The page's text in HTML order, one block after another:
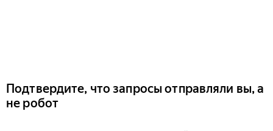
Подтвердите, что запросы отправляли вы, а
не робот